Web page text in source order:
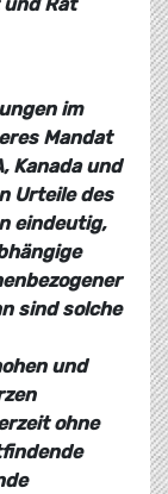
im
Mandat
Kanada und
Urteile des
eindeutig,
sind solche
und
ohne